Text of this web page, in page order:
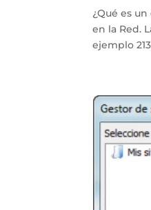
¿Qué es
en la Red.
ejemplo